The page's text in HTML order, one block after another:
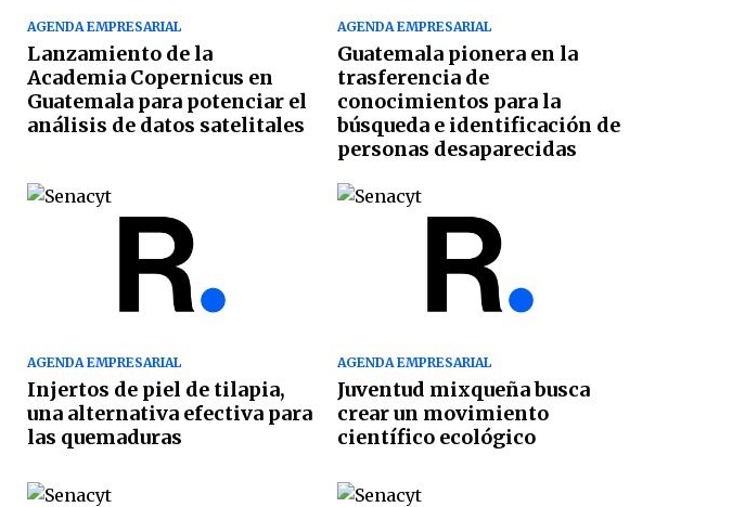
AGENDA EMPRESARIAL
Lanzamiento de la
Academia Copernicus en
Guatemala para potenciar el
análisis de datos satelitales
AGENDA EMPRESARIAL
Guatemala pionera en la
trasferencia de
conocimientos para la
búsqueda e identificación de
personas desaparecidas
AGENDA EMPRESARIAL
Injertos de piel de tilapia,
una alternativa efectiva para
las quemaduras
AGENDA EMPRESARIAL
Juventud mixqueña busca
crear un movimiento
científico ecológico